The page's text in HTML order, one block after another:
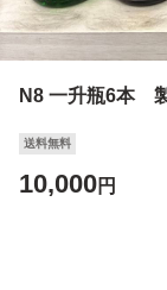
N8 一升瓶6本
送料無料
10,000円